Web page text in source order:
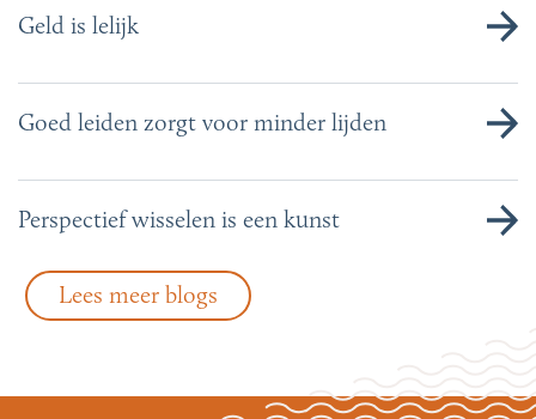
Geld is lelijk
Goed leiden zorgt voor minder lijden
Perspectief wisselen is een kunst
Lees meer blogs